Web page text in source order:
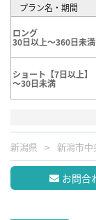
プラン名・期間
ロング
30日以上～360日未満
ショート【7日以上】
～30日未満
新潟県 新潟市中
お問合